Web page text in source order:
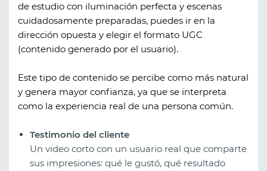
de estudio con iluminación perfecta y escenas
cuidadosamente preparadas, puedes ir en la
dirección opuesta y elegir el formato UGC
(contenido generado por el usuario).
Este tipo de contenido se percibe como más natural
y genera mayor confianza, ya que se interpreta
como la experiencia real de una persona común.
Testimonio del cliente
Un video corto con un usuario real que comparte
sus impresiones: qué le gustó, qué resultado